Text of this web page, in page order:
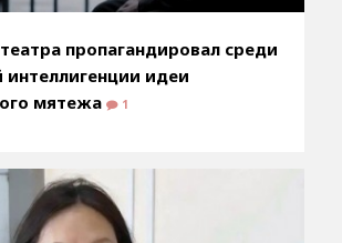
пропагандировал среди
интеллигенции идеи
мятежа
1